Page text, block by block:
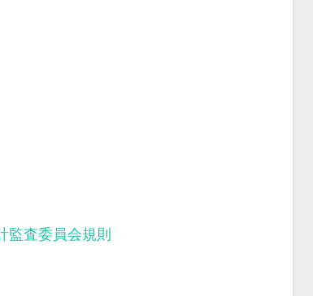
監査委員会規則